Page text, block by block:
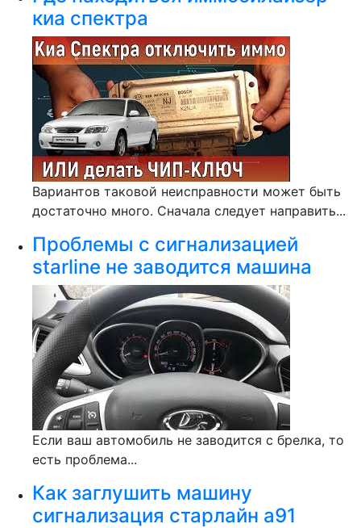
киа спектра
Вариантов таковой неисправности может быть
достаточно много. Сначала следует направить...
Проблемы с сигнализацией
starline не заводится машина
Если ваш автомобиль не заводится с брелка, то
есть проблема...
Как заглушить машину
сигнализация старлайн а91